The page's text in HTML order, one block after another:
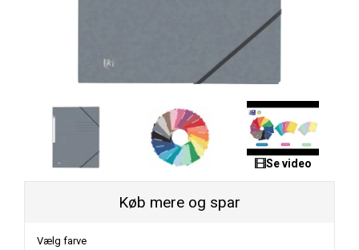
Se video
Køb mere og spar
Vælg farve